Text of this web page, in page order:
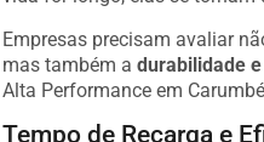
Empresas precisam avaliar
mas também a
durabilidade
Alta Performance em
Tempo de Recarga e